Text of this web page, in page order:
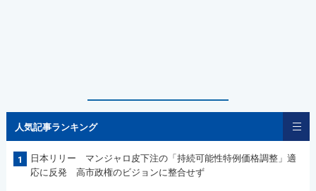
人気記事ランキング
1
日本リリー マンジャロ皮下注の「持続可能性特例価格調整」適
応に反発 高市政権のビジョンに整合せず